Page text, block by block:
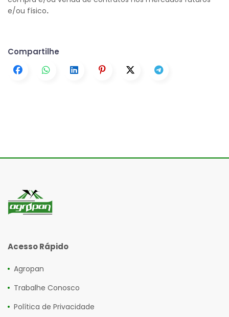
e/ou físico.
Compartilhe
Acesso Rápido
Agropan
Trabalhe Conosco
Política de Privacidade